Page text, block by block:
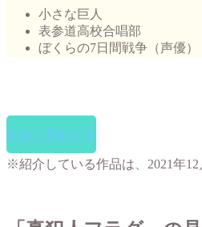
小さな巨人
表参道高校合唱部
ぼくらの7日間戦争（声優）
Huluに登録する
※紹介している作品は、2021年